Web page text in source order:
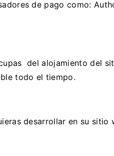
de pago como:
del alojamiento del
todo el tiempo.
desarrollar en su